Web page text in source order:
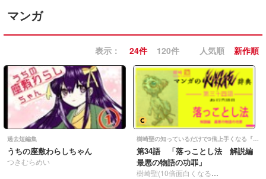
異世界 BL
GL・百合
コラム
ガチ編集求む 有料作品
毎日無料
新入荷
マンガ
表示： 24件 120件 人気順 新作順
過去短編集
うちの座敷わらしちゃん
つきむらめい
樹崎聖の知っているだけで3倍上手くなる『マンガの必殺技辞典』
第34語 「落っことし法 解説編
最悪の物語の功罪」
樹崎聖(10倍面白くなる漫画演出論7/8発売)